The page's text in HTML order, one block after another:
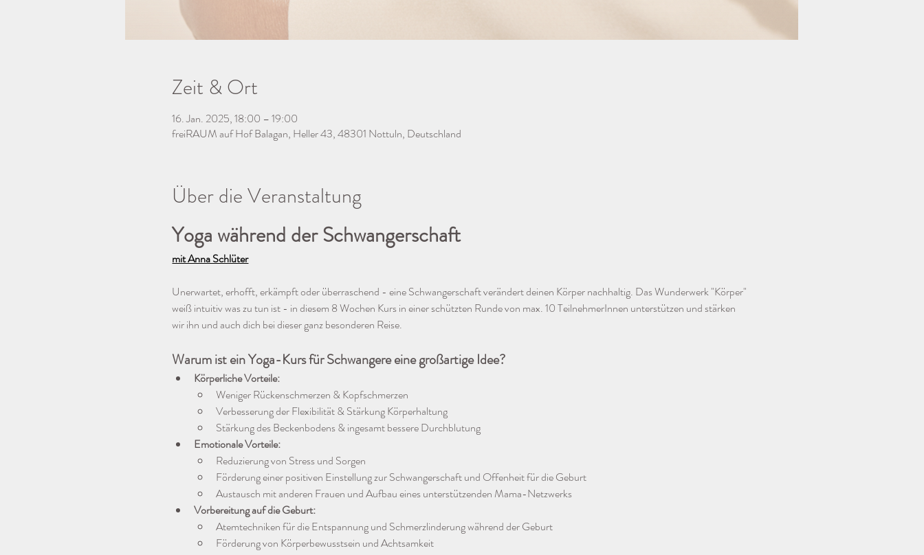
Zeit & Ort
16. Jan. 2025, 18:00 – 19:00
freiRAUM auf Hof Balagan, Heller 43, 48301 Nottuln, Deutschland
Über die Veranstaltung
Yoga während der Schwangerschaft
mit Anna Schlüter
Unerwartet, erhofft, erkämpft oder überraschend - eine Schwangerschaft verändert deinen Körper nachhaltig. Das Wunderwerk "Körper"
weiß intuitiv was zu tun ist - in diesem 8 Wochen Kurs in einer schützten Runde von max. 10 TeilnehmerInnen unterstützen und stärken
wir ihn und auch dich bei dieser ganz besonderen Reise.
Warum ist ein Yoga-Kurs für Schwangere eine großartige Idee?
Körperliche Vorteile:
Weniger Rückenschmerzen & Kopfschmerzen
Verbesserung der Flexibilität & Stärkung Körperhaltung
Stärkung des Beckenbodens & ingesamt bessere Durchblutung
Emotionale Vorteile:
Reduzierung von Stress und Sorgen
Förderung einer positiven Einstellung zur Schwangerschaft und Offenheit für die Geburt
Austausch mit anderen Frauen und Aufbau eines unterstützenden Mama-Netzwerks
Vorbereitung auf die Geburt:
Atemtechniken für die Entspannung und Schmerzlinderung während der Geburt
Förderung von Körperbewusstsein und Achtsamkeit